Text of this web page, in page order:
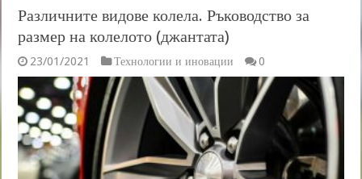
Различните видове колела. Ръководство за
размер на колелото (джантата)
23/01/2021 Технологии и иновации 0